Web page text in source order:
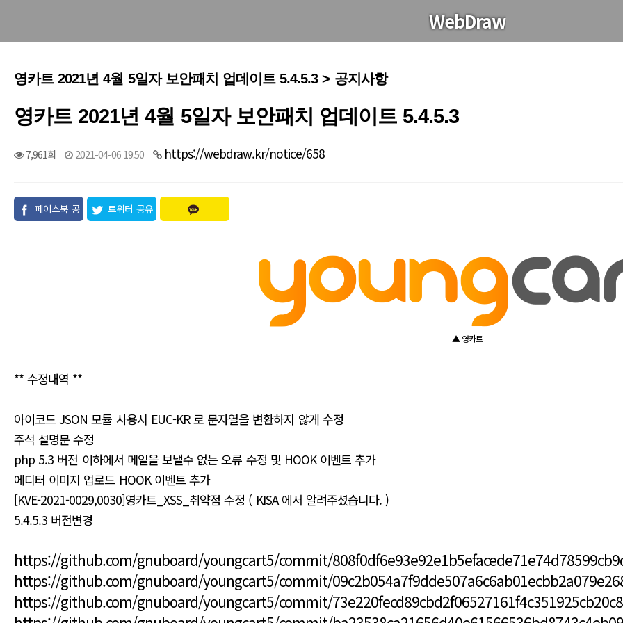
WebDraw
영카트 2021년 4월 5일자 보안패치 업데이트 5.4.5.3 > 공지사항
영카트 2021년 4월 5일자 보안패치 업데이트 5.4.5.3
7,961회 2021-04-06 19:50 https://webdraw.kr/notice/658
페이스북 공
트위터 공유
▲ 영카트
** 수정내역 **
아이코드 JSON 모듈 사용시 EUC-KR 로 문자열을 변환하지 않게 수정
주석 설명문 수정
php 5.3 버전 이하에서 메일을 보낼수 없는 오류 수정 및 HOOK 이벤트 추가
에디터 이미지 업로드 HOOK 이벤트 추가
[KVE-2021-0029,0030]영카트_XSS_취약점 수정 ( KISA 에서 알려주셨습니다. )
5.4.5.3 버전변경
https://github.com/gnuboard/youngcart5/commit/
https://github.com/gnuboard/youngcart5/commit/
https://github.com/gnuboard/youngcart5/commit/73e220fecd89cbd2f06527161f4c351925cb20c8